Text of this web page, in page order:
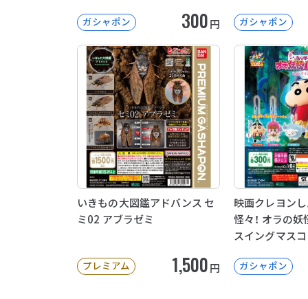
ガシャポン 300円 ガシャポン
いきもの大図鑑アドバンス セ
ミ02 アブラゼミ
プレミアム 1,500円
映画クレヨン
怪々！ オラの
スイングマス
ガシャポン